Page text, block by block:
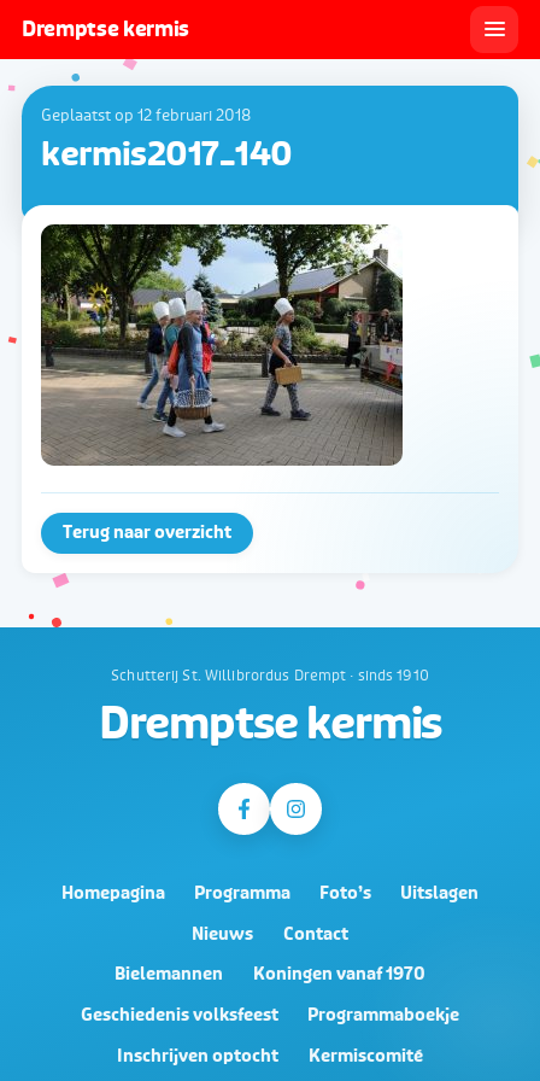
Dremptse kermis
Geplaatst op 12 februari 2018
kermis2017_140
Terug naar overzicht
Schutterij St. Willibrordus Drempt · sinds 1910
Dremptse kermis
Homepagina Programma Foto’s
Uitslagen
Nieuws
Contact
Bielemannen
Koningen vanaf 1970
Geschiedenis volksfeest
Programmaboekje
Inschrijven optocht
Kermiscomité